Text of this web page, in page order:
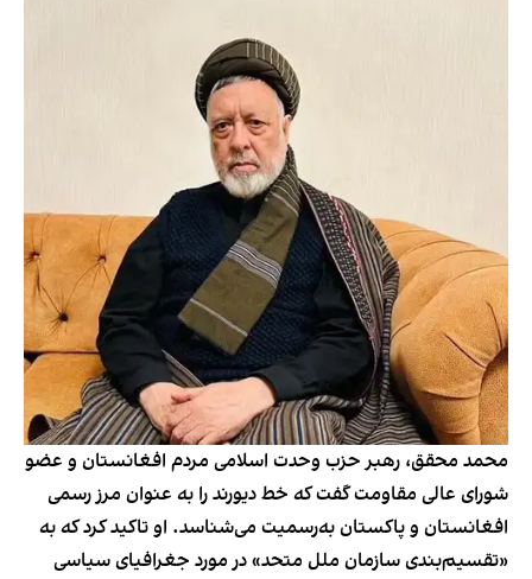
محمد محقق، رهبر حزب وحدت اسلامی مردم افغانستان و عضو
شورای عالی مقاومت گفت که خط دیورند را به عنوان مرز رسمی
افغانستان و پاکستان به‌رسمیت می‌شناسد. او تاکید کرد که به
«تقسیم‌بندی سازمان ملل متحد» در مورد جغرافیای سیاسی